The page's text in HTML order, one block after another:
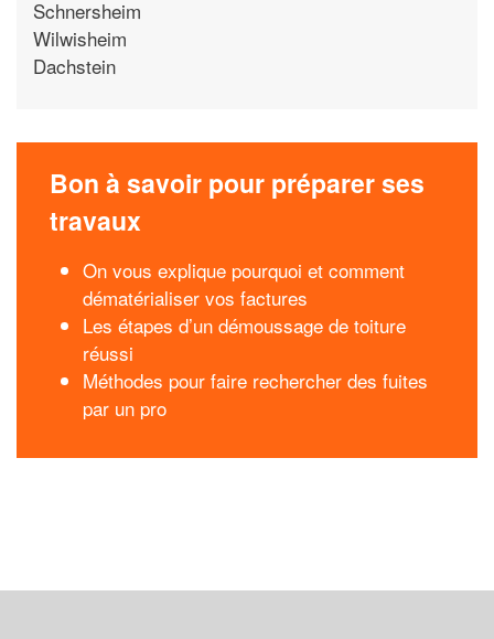
Schnersheim
Wilwisheim
Dachstein
Bon à savoir pour préparer ses
travaux
On vous explique pourquoi et comment
dématérialiser vos factures
Les étapes d’un démoussage de toiture
réussi
Méthodes pour faire rechercher des fuites
par un pro